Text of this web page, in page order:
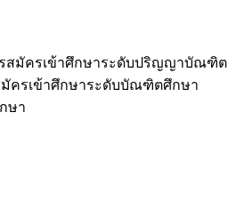
สมัครเข้าศึกษาระดับปริญญาบัณฑิต
มัครเข้าศึกษาระดับบัณฑิตศึกษา
ษา